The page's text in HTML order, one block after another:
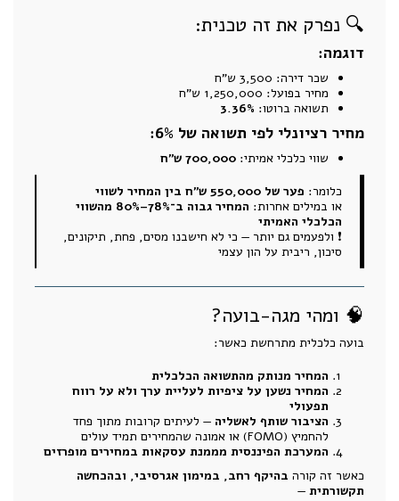
🔍 נפרק את זה טכנית:
דוגמה:
שכר דירה: 3,500 ש"ח
מחיר בפועל: 1,250,000 ש"ח
תשואה ברוטו: 3.36%
מחיר רציונלי לפי תשואה של 6%:
שווי כלכלי אמיתי: 700,000 ש"ח
כלומר: פער של 550,000 ש"ח בין המחיר לשווי
או במילים אחרות: המחיר גבוה ב־78%–80%
מהשווי
הכלכלי האמיתי
❗ ולפעמים גם יותר — כי לא חישבנו מסים, פחת, תיקונים,
סיכון, ריבית על הון עצמי
🧠 ומהי מגה-בועה?
בועה כלכלית מתרחשת כאשר:
המחיר מנותק מהתשואה הכלכלית
המחיר נשען על ציפיות לעליית ערך ולא על רווח
תפעולי
הציבור שותף לאשליה — לעיתים קרובות מתוך פחד
להחמיץ (FOMO) או אמונה שהמחירים תמיד עולים
המערכת הפיננסית מממנת עסקאות במחירים מופרזים
כאשר זה קורה בהיקף רחב, במימון אגרסיבי, ובהכחשה
תקשורתית —